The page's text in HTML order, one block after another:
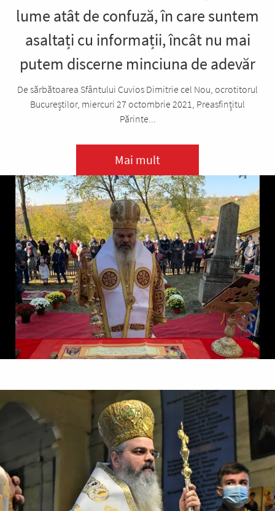
lume atât de confuză, în care suntem
asaltați cu informații, încât nu mai
putem discerne minciuna de adevăr
De sărbătoarea Sfântului Cuvios Dimitrie cel Nou, ocrotitorul
Bucureștilor, miercuri 27 octombrie 2021, Preasfințitul
Părinte...
Mai mult